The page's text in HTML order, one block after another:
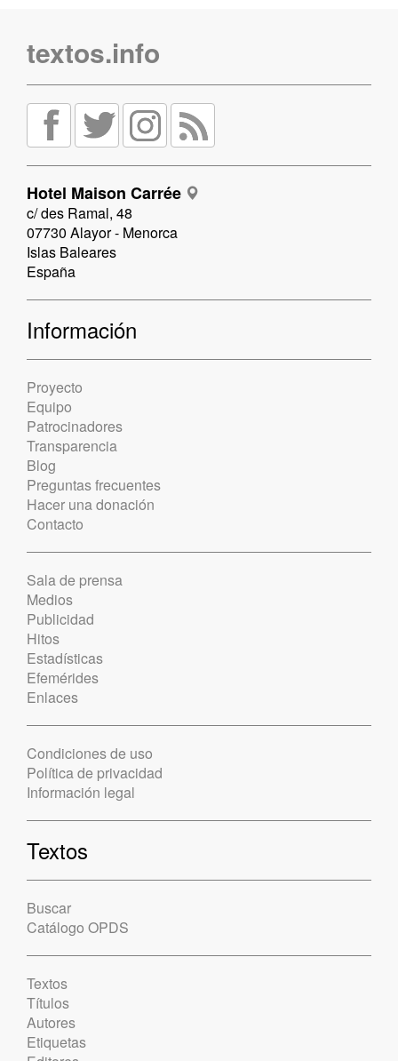
textos.info
Hotel Maison Carrée
c/ des Ramal, 48
07730 Alayor - Menorca
Islas Baleares
España
Información
Proyecto
Equipo
Patrocinadores
Transparencia
Blog
Preguntas frecuentes
Hacer una donación
Contacto
Sala de prensa
Medios
Publicidad
Hitos
Estadísticas
Efemérides
Enlaces
Condiciones de uso
Política de privacidad
Información legal
Textos
Buscar
Catálogo OPDS
Textos
Títulos
Autores
Etiquetas